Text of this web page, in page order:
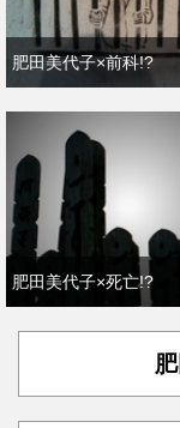
肥田美代子×前科!?
肥田美代子×死亡!?